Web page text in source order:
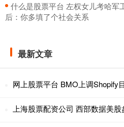
什么是股票平台 左权女儿考哈军
后：你多填了个社会关系
最新文章
网上股票平台 BMO上调Shopify
上海股票配资公司 西部数据美股